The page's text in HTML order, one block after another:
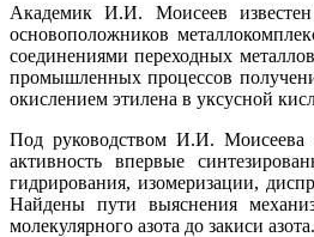
Академик И.И. Моисеев
основоположников
соединениями переходных
промышленных процессов
окислением этилена в уксусной
Под руководством И.И. Моисеева
активность впервые
гидрирования, изомеризации,
Найдены пути выяснения
молекулярного азота до закиси